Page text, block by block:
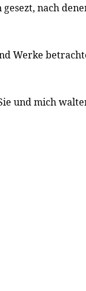
nach
Werke
und mich